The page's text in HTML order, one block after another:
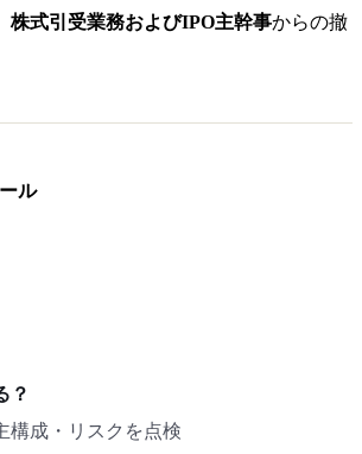
株式引受業務およびIPO主幹事からの撤
ル
？
構成・リスクを点検